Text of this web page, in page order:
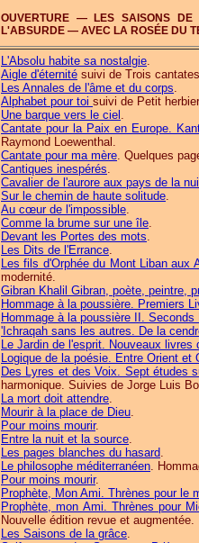
OUVERTURE — LES SAISONS
L'ABSURDE — AVEC LA ROSÉE DU
L'Absolu habite sa nostalgie.
Aigle d'éternité suivi de Trois
Les Annales de l'âme et du corps.
Alphabet pour toi suivi de Petit
Une barque vers le ciel .
Cantate pour la Paix en Europe.
Raymond Loewenthal.
Cantate pour ma mère. Quelques
Cantiques inespérés.
Cavalier de l'aurore aux pays de la
Sur le chemin de haute solitude.
Au cœur de l'impossible.
Comme la brume sur une île.
Devant les Portes des mots.
Les Dits de l'Errance.
Les fils d'Orphée du Mont Liban aux
modernité.
Gibran Khalil Gibran, poète, peintre,
Hommage à la poussière. Premiers
Hommage à la poussière II.
'Ichraqah sans les autres. De la
Le Jardin de l'esprit. Nouveaux livres
Logique de la poésie. Entre Orient et
Des Lyres et des Voix. Sept études
harmonique. Suivies de Jorge Luis
La mort doit attendre.
Mourir à la place de Dieu.
Pour moins mourir.
Entre la nuit et la source.
Les pages blanches du hasard.
Le philosophe méditerranéen.
Pour moins mourir.
Prophète, Mon Ami. Thrènes pour le
Prophète, mon Ami. Thrènes pour
Nouvelle édition revue et augmentée.
Les Saisons de la grâce.